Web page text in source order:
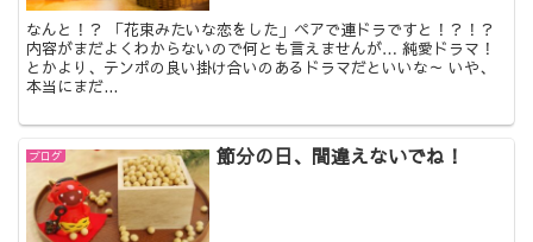
なんと！？ 「花束みたいな恋をした」ペアで連ドラですと！？！？
内容がまだよくわからないので何とも言えませんが… 純愛ドラマ！
とかより、テンポの良い掛け合いのあるドラマだといいな～ いや、
本当にまだ...
ブログ 節分の日、間違えないでね！